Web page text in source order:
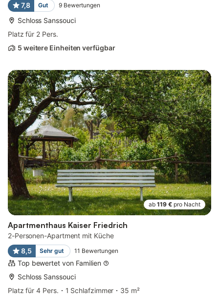
7,8
Gut 9 Bewertungen
Schloss Sanssouci
Platz für 2 Pers.
5 weitere Einheiten verfügbar
ab 119 € pro Nacht
Apartmenthaus Kaiser Friedrich
2-Personen-Apartment mit Küche
8,5
Sehr gut 11 Bewertungen
Top bewertet von Familien
Schloss Sanssouci
Platz für 4 Pers.
1 Schlafzimmer
35 m²